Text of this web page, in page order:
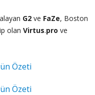
G2 ve FaZe, Boston
olan Virtus.pro ve
Özeti
Özeti